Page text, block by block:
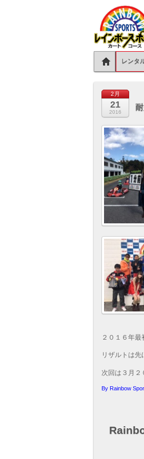
レンタ
2月
21
2016
２０１６年
リザルトは先
次回は３月２
By Rainbow